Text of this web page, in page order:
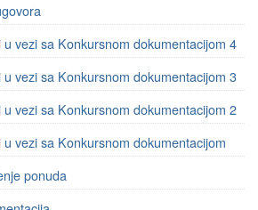
vezi sa Konkursnom dokumentacijom 4
vezi sa Konkursnom dokumentacijom 3
vezi sa Konkursnom dokumentacijom 2
vezi sa Konkursnom dokumentacijom
ponuda